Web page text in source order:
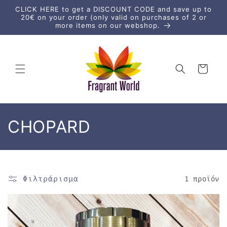
μετάβαση
περιεχόμενο
CLICK HERE to get a DISCOUNT CODE and save up to
20€ on your order (only valid on purchases of 2 or
more items on our webshop.
Καλάθι
Σ
υ
λ
ο
CHOPARD
Φιλτράρισμα 1 προϊόν